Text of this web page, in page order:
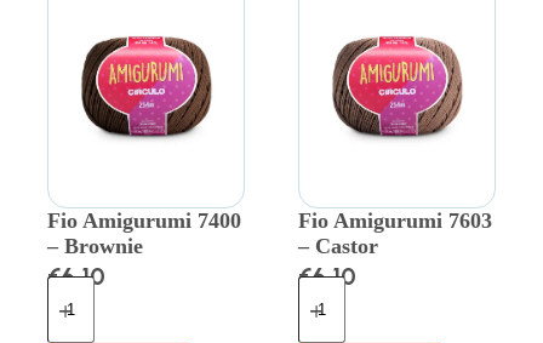
Fio Amigurumi 7400
– Brownie
€6.10
Fio Amigurumi 7603
– Castor
€6.10